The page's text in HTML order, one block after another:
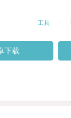
工具
下载